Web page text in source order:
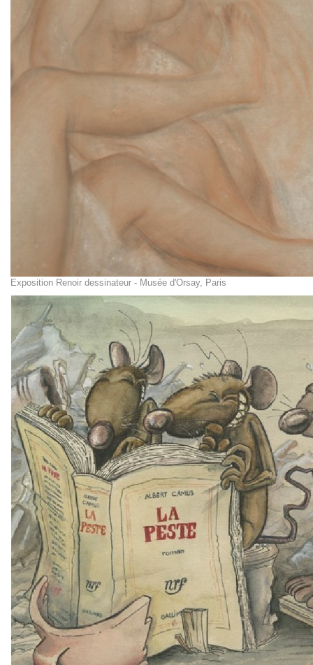
Exposition Renoir dessinateur - Musée d'Orsay, Paris